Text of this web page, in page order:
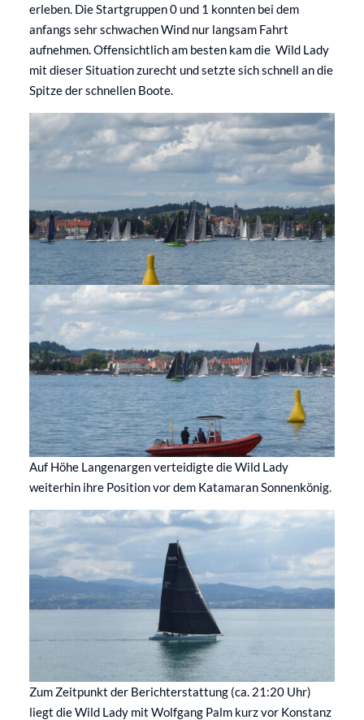
erleben. Die Startgruppen 0 und 1 konnten bei dem
anfangs sehr schwachen Wind nur langsam Fahrt
aufnehmen. Offensichtlich am besten kam die Wild Lady
mit dieser Situation zurecht und setzte sich schnell an die
Spitze der schnellen Boote.
Auf Höhe Langenargen verteidigte die Wild Lady
weiterhin ihre Position vor dem Katamaran Sonnenkönig.
Zum Zeitpunkt der Berichterstattung (ca. 21:20 Uhr)
liegt die Wild Lady mit Wolfgang Palm kurz vor Konstanz